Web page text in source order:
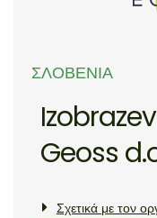
ΣΛΟΒΕΝΊΑ
Geoss
Σχετικά με τον